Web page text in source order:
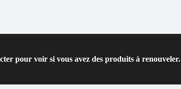
pour voir si vous avez des produits à renouveler.